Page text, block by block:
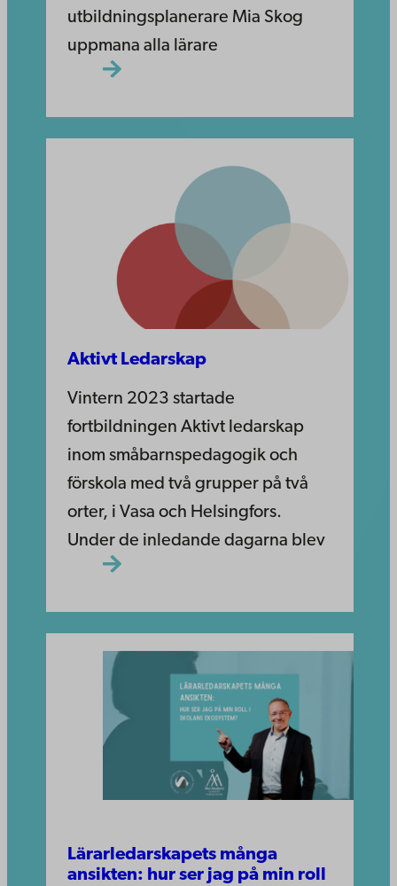
utbildningsplanerare Mia Skog
uppmana alla lärare
Aktivt Ledarskap
Vintern 2023 startade
fortbildningen Aktivt ledarskap
inom småbarnspedagogik och
förskola med två grupper på två
orter, i Vasa och Helsingfors.
Under de inledande dagarna blev
Lärarledarskapets många
ansikten: hur ser jag på min roll